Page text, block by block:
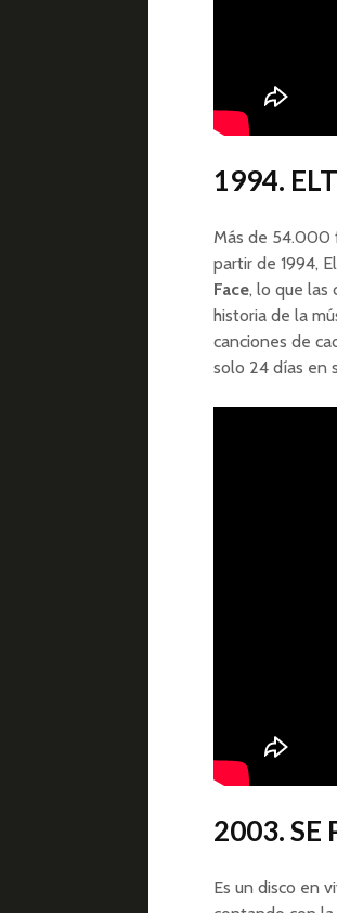
1994.
Más de 54.000
partir de 1994,
Face, lo que las
historia de la
canciones de
solo 24 días en
2003. SE
Es un disco en